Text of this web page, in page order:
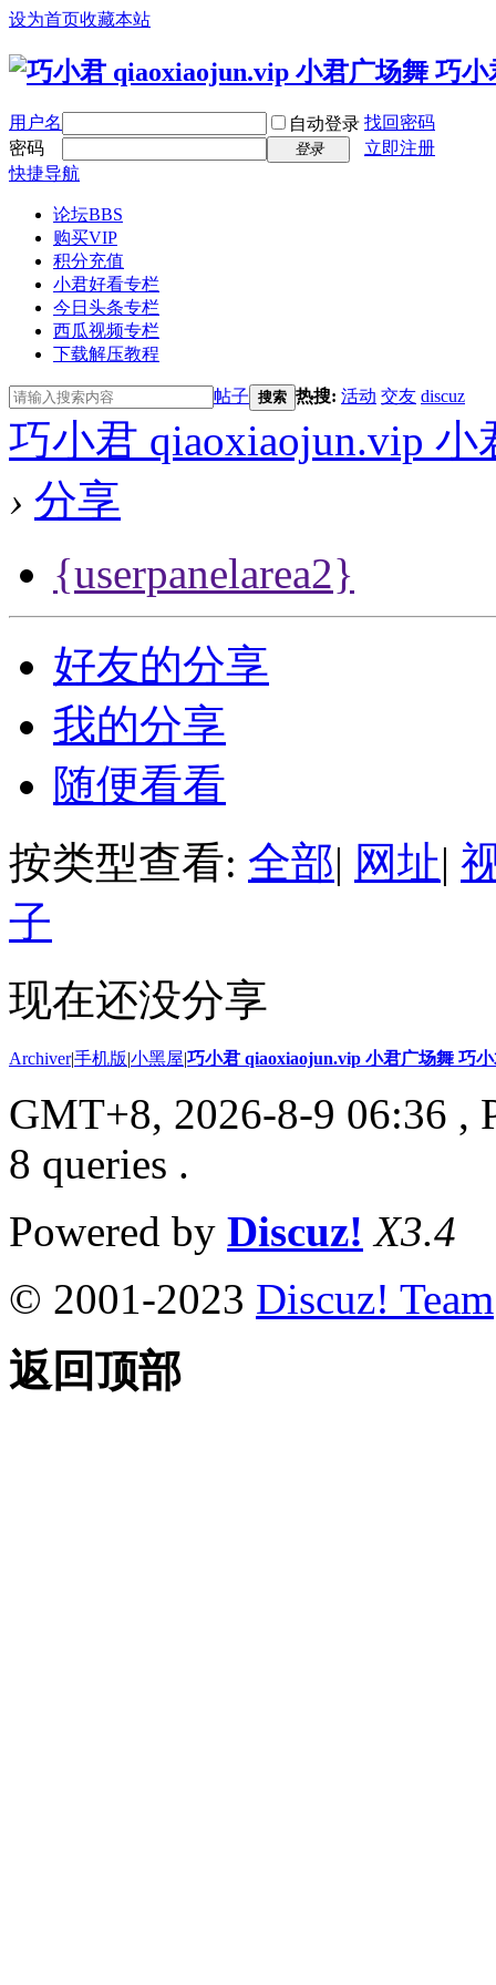
设为首页收藏本站
用户名 自动登录 找回密码
密码
登录
立即注册
快捷导航
论坛BBS
购买VIP
积分充值
小君好看专栏
今日头条专栏
西瓜视频专栏
下载解压教程
帖子 搜索 热搜: 活动 交友 discuz
巧小君 qiaoxiaojun.vip
› 分享
{userpanelarea2}
好友的分享
我的分享
随便看看
按类型查看: 全部| 网址|
子
现在还没分享
Archiver|手机版|小黑屋|巧小君 qiaoxiaojun.vip 小君广场舞 巧
GMT+8, 2026-8-9 06:36 ,
8 queries .
Powered by Discuz! X3.4
© 2001-2023 Discuz! Team
返回顶部